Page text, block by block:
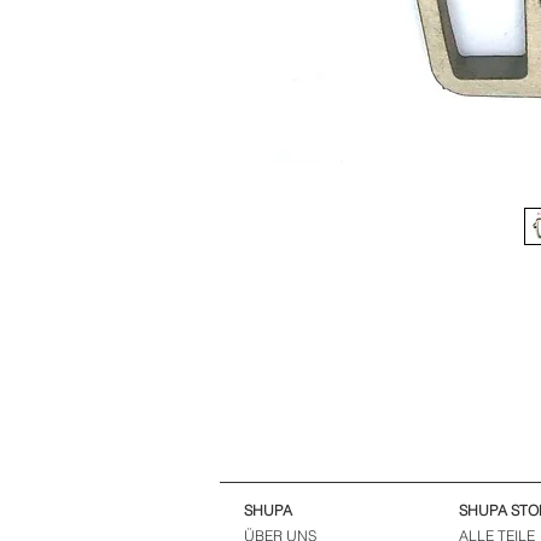
SHUPA
ÜBER UNS
SHUPA
ALLE TEILE